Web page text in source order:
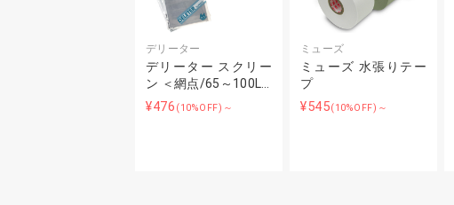
デリーター
デリーター スクリー
ン ＜網点/65～100L…
¥476 (10%OFF)～
ミューズ
ミューズ 水張りテー
プ
¥545(10%OFF)～